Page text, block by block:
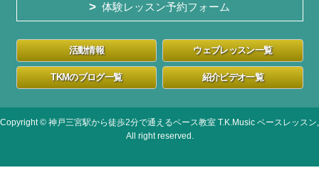
体験レッスン予約フォーム
活動情報 ウェブレッスン一覧
TKMのブログ一覧 紹介ビデオ一覧
Copyright © 神戸三宮駅から徒歩2分で通えるベース教室 T.K.Music ベースレッスン,
All right reserved.